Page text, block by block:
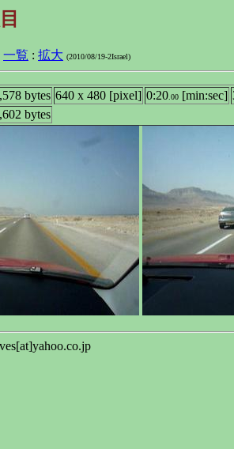
一覧 : 拡大 (2010/08/19-2Israel)
bytes 640 x 480 [pixel] 0:20 .00 [min:sec]
bytes